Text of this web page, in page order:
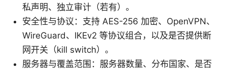
私声明、独立审计（若有）。
安全性与协议：支持 AES-256 加密、OpenVPN、
WireGuard、IKEv2 等协议组合，以及是否提供断
网开关（kill switch）。
服务器与覆盖范围：服务器数量、分布国家、是否